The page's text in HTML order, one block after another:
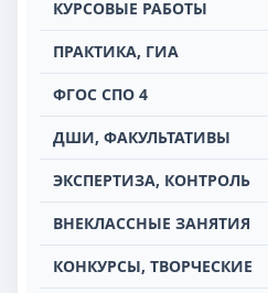
КУРСОВЫЕ РАБОТЫ
ПРАКТИКА, ГИА
ФГОС СПО 4
ДШИ, ФАКУЛЬТАТИВЫ
ЭКСПЕРТИЗА, КОНТРОЛЬ
ВНЕКЛАССНЫЕ ЗАНЯТИЯ
КОНКУРСЫ, ТВОРЧЕСКИЕ